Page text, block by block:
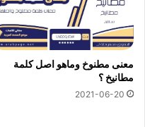
معنى مطنوخ وماهو اصل كلمة
مطانيخ ؟
2021-06-20